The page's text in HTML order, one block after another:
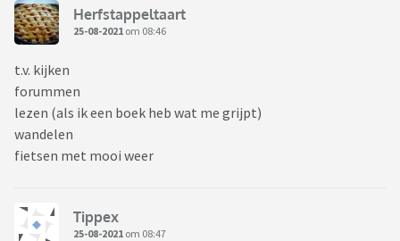
Herfstappeltaart
25-08-2021 om 08:46
t.v. kijken
forummen
lezen (als ik een boek heb wat me grijpt)
wandelen
fietsen met mooi weer
Tippex
25-08-2021 om 08:47